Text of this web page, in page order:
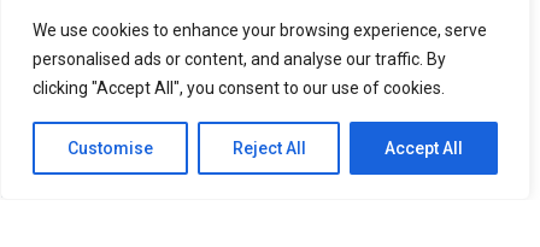
We use cookies to enhance your browsing experience, serve
personalised ads or content, and analyse our traffic. By
clicking "Accept All", you consent to our use of cookies.
Customise Reject All Accept All
Achetez maintenant
Commande
Contactez-nous
Équipement
Industries
Modalités
Politique de confidentialité
Recherche de produits